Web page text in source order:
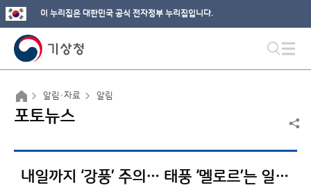
이 누리집은 대한민국 공식 전자정부 누리집입니다.
알림·자료 알림
포토뉴스
내일까지 ‘강풍’ 주의… 태풍 ‘멜로르’는 일본 쪽 북상